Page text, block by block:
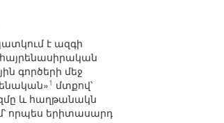
է ազգի
գործերի մեջ
1 մտքով՝
և հաղթանակն
որպես երիտասարդ